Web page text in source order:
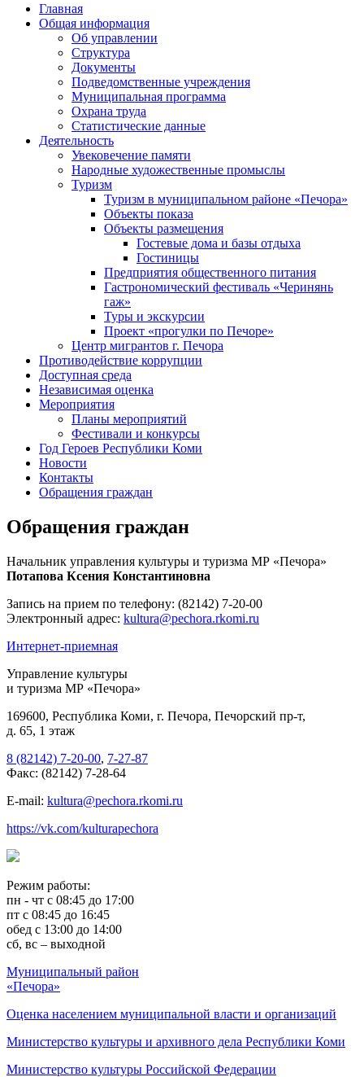
Главная
Общая информация
Об управлении
Структура
Документы
Подведомственные учреждения
Муниципальная программа
Охрана труда
Статистические данные
Деятельность
Увековечение памяти
Народные художественные промыслы
Туризм
Туризм в муниципальном районе «Печора»
Объекты показа
Объекты размещения
Гостевые дома и базы отдыха
Гостиницы
Предприятия общественного питания
Гастрономический фестиваль «Черинянь
гаж»
Туры и экскурсии
Проект «прогулки по Печоре»
Центр мигрантов г. Печора
Противодействие коррупции
Доступная среда
Независимая оценка
Мероприятия
Планы мероприятий
Фестивали и конкурсы
Год Героев Республики Коми
Новости
Контакты
Обращения граждан
Обращения граждан
Начальник управления культуры и туризма МР «Печора»
Потапова Ксения Константиновна
Запись на прием по телефону: (82142) 7-20-00
Электронный адрес: kultura@pechora.rkomi.ru
Интернет-приемная
Управление культуры
и туризма МР «Печора»
169600, Республика Коми, г. Печора, Печорский пр-т,
д. 65, 1 этаж
8 (82142) 7-20-00, 7-27-87
Факс: (82142) 7-28-64
E-mail: kultura@pechora.rkomi.ru
https://vk.com/kulturapechora
Режим работы:
пн - чт с 08:45 до 17:00
пт с 08:45 до 16:45
обед с 13:00 до 14:00
сб, вс – выходной
Муниципальный район
«Печора»
Оценка населением муниципальной власти и организаций
Министерство культуры и архивного дела Республики Коми
Министерство культуры Российской Федерации